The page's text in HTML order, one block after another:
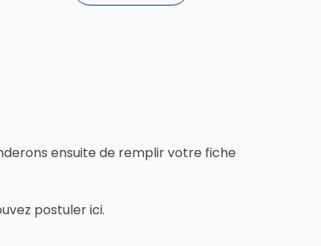
ensuite de remplir votre fiche
postuler ici.